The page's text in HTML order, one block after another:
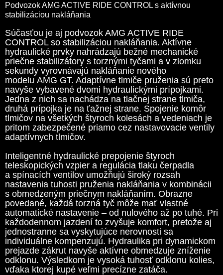
Podvozok AMG ACTIVE RIDE CONTROL s aktívnou
stabilizáciou nakláňania
Súčasťou je aj podvozok AMG ACTIVE RIDE
CONTROL so stabilizáciou nakláňania. Aktívne
hydraulické prvky nahrádzajú bežné mechanické
priečne stabilizátory s torznými tyčami a v zlomku
sekundy vyrovnávajú nakláňanie nového
modelu AMG GT. Adaptívne tlmiče pruženia sú preto
navyše vybavené dvomi hydraulickými prípojkami.
Jedna z nich sa nachádza na tlačnej strane tlmiča,
druhá prípojka je na ťažnej strane. Spojenie komôr
tlmičov na všetkých štyroch kolesách a vedeniach je
pritom zabezpečené priamo cez nastavovacie ventily
adaptívnych tlmičov.
Inteligentné hydraulické prepojenie štyroch
teleskopických vzpier a regulácia tlaku čerpadla
a spínacích ventilov umožňujú široký rozsah
nastavenia tuhosti pruženia nakláňania v kombinácii
s obmedzeným priečnym nakláňaním. Obrazne
povedané, každá torzná tyč môže mať vlastné
automatické nastavenie – od nulového až po tuhé. Pri
každodennom jazdení to zvyšuje komfort, pretože aj
jednostranne sa vyskytujúce nerovnosti sa
individuálne kompenzujú. Hydraulika pri dynamickom
prejazde zákrut navyše aktívne obmedzuje zníženie
odklonu. Výsledkom je vysoká tuhosť odklonu kolies,
vďaka ktorej kupé veľmi precízne zatáča.